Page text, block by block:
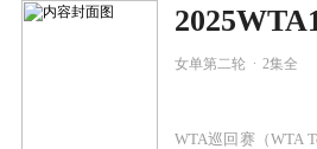
女单第二轮 2集全
WTA巡回赛（WTA